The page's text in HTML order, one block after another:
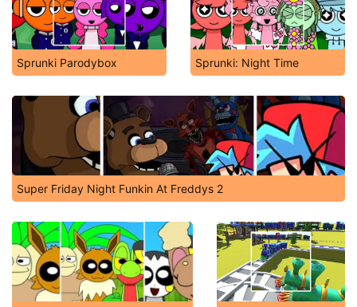
Sprunki Parodybox Sprunki: Night Time
Super Friday Night Funkin At Freddys 2